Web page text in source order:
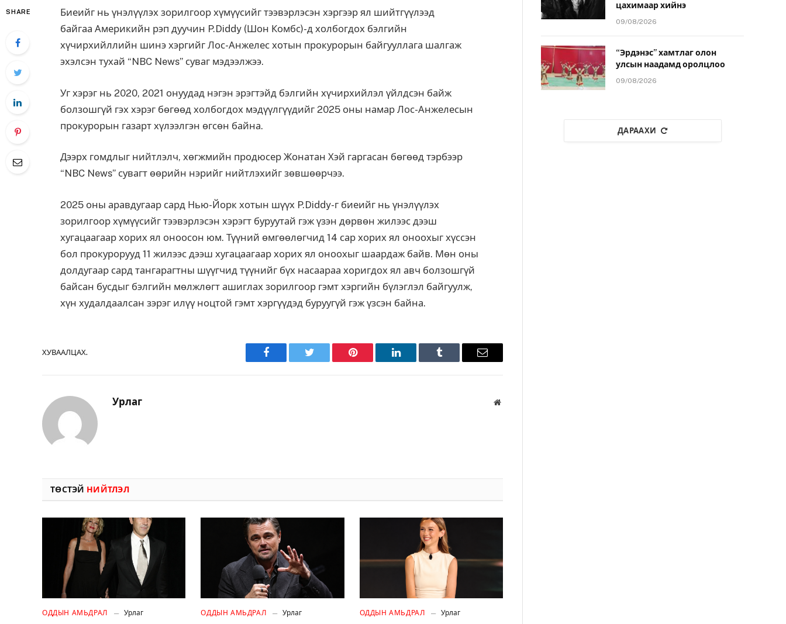
SHARE
Биеийг нь үнэлүүлэх зорилгоор хүмүүсийг тээвэрлэсэн хэргээр ял шийтгүүлээд
байгаа Америкийн рэп дуучин P.Diddy (Шон Комбс)-д холбогдох бэлгийн
хүчирхийллийн шинэ хэргийг Лос-Анжелес хотын прокурорын байгууллага шалгаж
эхэлсэн тухай “NBC News” суваг мэдээлжээ.
Уг хэрэг нь 2020, 2021 онуудад нэгэн эрэгтэйд бэлгийн хүчирхийлэл үйлдсэн байж
болзошгүй гэх хэрэг бөгөөд холбогдох мэдүүлгүүдийг 2025 оны намар Лос-Анжелесын
прокурорын газарт хүлээлгэн өгсөн байна.
Дээрх гомдлыг нийтлэлч, хөгжмийн продюсер Жонатан Хэй гаргасан бөгөөд тэрбээр
“NBC News” сувагт өөрийн нэрийг нийтлэхийг зөвшөөрчээ.
2025 оны аравдугаар сард Нью-Йорк хотын шүүх P.Diddy-г биеийг нь үнэлүүлэх
зорилгоор хүмүүсийг тээвэрлэсэн хэрэгт буруутай гэж үзэн дөрвөн жилээс дээш
хугацаагаар хорих ял оноосон юм. Түүний өмгөөлөгчид 14 сар хорих ял оноохыг хүссэн
бол прокурорууд 11 жилээс дээш хугацаагаар хорих ял оноохыг шаардаж байв. Мөн оны
долдугаар сард тангарагтны шүүгчид түүнийг бүх насаараа хоригдох ял авч болзошгүй
байсан бусдыг бэлгийн мөлжлөгт ашиглах зорилгоор гэмт хэргийн бүлэглэл байгуулж,
хүн худалдаалсан зэрэг илүү ноцтой гэмт хэргүүдэд буруугүй гэж үзсэн байна.
ХУВААЛЦАХ.
Facebook Twitter Pinterest LinkedIn Tumblr Имэйл
Урлаг Вэбсайт
ТӨСТЭЙ НИЙТЛЭЛ
ОДДЫН АМЬДРАЛ Урлаг ОДДЫН АМЬДРАЛ Урлаг ОДДЫН АМЬДРАЛ Урлаг
цахимаар хийнэ
09/08/2026
“Эрдэнэс” хамтлаг олон
улсын наадамд оролцлоо
09/08/2026
ДАРААХИ